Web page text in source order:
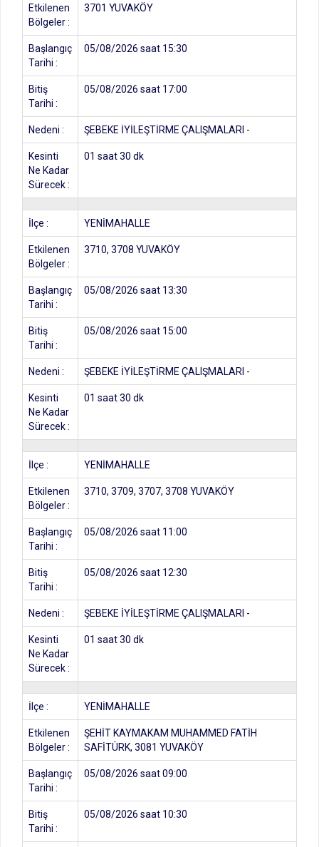
Etkilenen
Bölgeler :
3701 YUVAKÖY
Başlangıç
Tarihi :
05/08/2026 saat 15:30
Bitiş
Tarihi :
05/08/2026 saat 17:00
Nedeni : ŞEBEKE İYİLEŞTİRME ÇALIŞMALARI -
Kesinti
Ne Kadar
Sürecek :
01 saat 30 dk
İlçe : YENİMAHALLE
Etkilenen
Bölgeler :
3710, 3708 YUVAKÖY
Başlangıç
Tarihi :
05/08/2026 saat 13:30
Bitiş
Tarihi :
05/08/2026 saat 15:00
Nedeni : ŞEBEKE İYİLEŞTİRME ÇALIŞMALARI -
Kesinti
Ne Kadar
Sürecek :
01 saat 30 dk
İlçe : YENİMAHALLE
Etkilenen
Bölgeler :
3710, 3709, 3707, 3708 YUVAKÖY
Başlangıç
Tarihi :
05/08/2026 saat 11:00
Bitiş
Tarihi :
05/08/2026 saat 12:30
Nedeni : ŞEBEKE İYİLEŞTİRME ÇALIŞMALARI -
Kesinti
Ne Kadar
Sürecek :
01 saat 30 dk
İlçe : YENİMAHALLE
Etkilenen
Bölgeler :
ŞEHİT KAYMAKAM MUHAMMED FATİH
SAFİTÜRK, 3081 YUVAKÖY
Başlangıç
Tarihi :
05/08/2026 saat 09:00
Bitiş
Tarihi :
05/08/2026 saat 10:30